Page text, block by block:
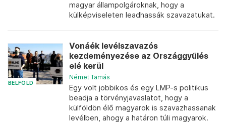
magyar állampolgároknak, hogy a
külképviseleten leadhassák szavazatukat.
BELFÖLD
Vonáék levélszavazós
kezdeményezése az Országgyűlés
elé kerül
Német Tamás
Egy volt jobbikos és egy LMP-s politikus
beadja a törvényjavaslatot, hogy a
külföldön élő magyarok is szavazhassanak
levélben, ahogy a határon túli magyarok.